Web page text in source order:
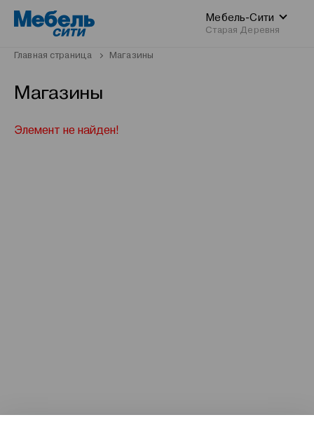
Мебель-Сити
Старая Деревня
Главная страница Магазины
Магазины
Элемент не найден!